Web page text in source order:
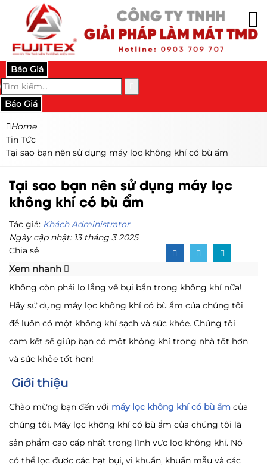
Báo Giá
Báo Giá
Home
Tin Tức
Tại sao bạn nên sử dụng máy lọc không khí có bù ẩm
Tại sao bạn nên sử dụng máy lọc
không khí có bù ẩm
Tác giả: Khách Administrator
Ngày cập nhật: 13 tháng 3 2025
Chia sẻ
Xem nhanh
Không còn phải lo lắng về bụi bẩn trong không khí nữa!
Hãy sử dụng máy lọc không khí có bù ẩm của chúng tôi
để luôn có một không khí sạch và sức khỏe. Chúng tôi
cam kết sẽ giúp bạn có một không khí trong nhà tốt hơn
và sức khỏe tốt hơn!
Giới thiệu
Chào mừng bạn đến với máy lọc không khí có bù ẩm của
chúng tôi. Máy lọc không khí có bù ẩm của chúng tôi là
sản phẩm cao cấp nhất trong lĩnh vực lọc không khí. Nó
có thể lọc được các hạt bụi, vi khuẩn, khuẩn mẫu và các